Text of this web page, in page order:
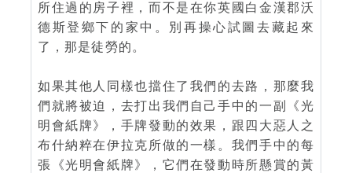
所住過的房子裡，而不是在你英國白金漢郡沃
德斯登鄉下的家中。別再操心試圖去藏起來
了，那是徒勞的。
如果其他人同樣也擋住了我們的去路，那麼我
們就將被迫，去打出我們自己手中的一副《光
明會紙牌》，手牌發動的效果，跟四大惡人之
布什納粹在伊拉克所做的一樣。我們手中的每
張《光明會紙牌》，它們在發動時所懸賞的黃